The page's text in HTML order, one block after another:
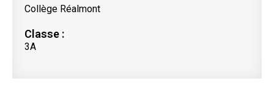
Collège Réalmont
Classe :
3A